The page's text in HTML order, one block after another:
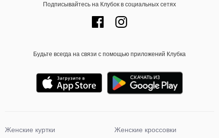
Подписывайтесь на Клубок в социальных сетях
Будьте всегда на связи с помощью приложений Клубка
Женские куртки
Женские кроссовки